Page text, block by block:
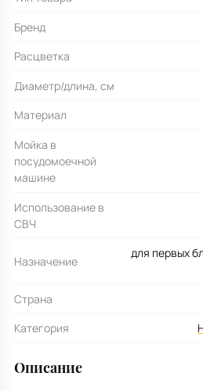
Бренд
Расцветка
Диаметр/длина, см
Материал
Мойка в
посудомоечной
машине
Использование в
СВЧ
Назначение
для первых
Страна
Категория
Описание